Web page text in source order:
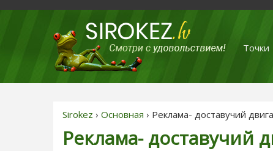
Точки
Sirokez › Основная › Реклама- доставучий
Реклама- доставучий